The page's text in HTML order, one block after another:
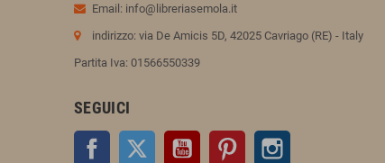
Email: info@libreriasemola.it
indirizzo: via De Amicis 5D, 42025 Cavriago (RE) - Italy
Partita Iva: 01566550339
SEGUICI
Facebook Twitter YouTube Pinterest